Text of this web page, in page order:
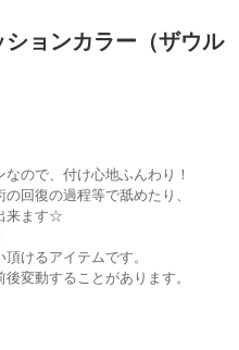
ションカラー（ザウル
ので、付け心地ふんわり！
回復の過程等で舐めたり、
来ます☆
けるアイテムです。
変動することがあります。